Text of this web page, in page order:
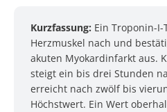
Kurzfassung: Ein Troponin-I-
Herzmuskel nach und
akuten Myokardinfarkt aus.
steigt ein bis drei Stunden
erreicht nach zwölf bis
Höchstwert. Ein Wert